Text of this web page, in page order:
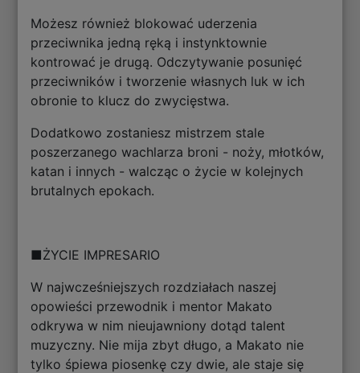
Możesz również blokować uderzenia
przeciwnika jedną ręką i instynktownie
kontrować je drugą. Odczytywanie posunięć
przeciwników i tworzenie własnych luk w ich
obronie to klucz do zwycięstwa.
Dodatkowo zostaniesz mistrzem stale
poszerzanego wachlarza broni - noży, młotków,
katan i innych - walcząc o życie w kolejnych
brutalnych epokach.
■ŻYCIE IMPRESARIO
W najwcześniejszych rozdziałach naszej
opowieści przewodnik i mentor Makato
odkrywa w nim nieujawniony dotąd talent
muzyczny. Nie mija zbyt długo, a Makato nie
tylko śpiewa piosenkę czy dwie, ale staje się